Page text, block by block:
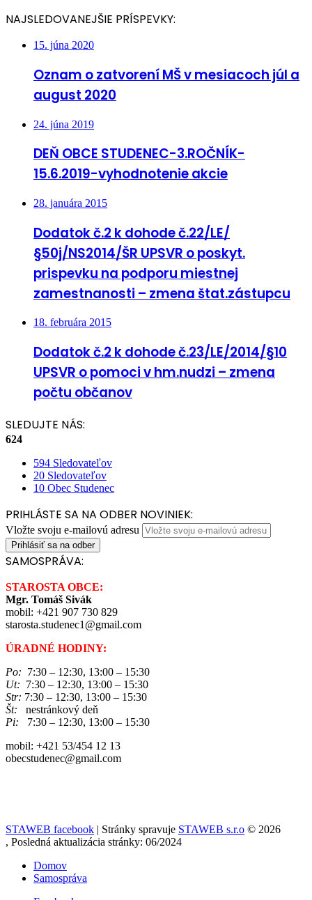
NAJSLEDOVANEJŠIE PRÍSPEVKY:
15. júna 2020
Oznam o zatvorení MŠ v mesiacoch júl a
august 2020
24. júna 2019
DEŇ OBCE STUDENEC-3.ROČNÍK-
15.6.2019-vyhodnotenie akcie
28. januára 2015
Dodatok č.2 k dohode č.22/LE/
§50j/NS2014/ŠR UPSVR o poskyt.
prispevku na podporu miestnej
zamestnanosti – zmena štat.zástupcu
18. februára 2015
Dodatok č.2 k dohode č.23/LE/2014/§10
UPSVR o pomoci v hm.nudzi – zmena
počtu občanov
SLEDUJTE NÁS:
624
594 Sledovateľov
20 Sledovateľov
10 Obec Studenec
PRIHLÁSTE SA NA ODBER NOVINIEK:
Vložte svoju e-mailovú adresu
SAMOSPRÁVA:
STAROSTA OBCE:
Mgr. Tomáš Sivák
mobil: +421 907 730 829
starosta.studenec1@gmail.com
ÚRADNÉ HODINY:
Po: 7:30 – 12:30, 13:00 – 15:30
Ut: 7:30 – 12:30, 13:00 – 15:30
Str: 7:30 – 12:30, 13:00 – 15:30
Št: nestránkový deň
Pi: 7:30 – 12:30, 13:00 – 15:30
mobil: +421 53/454 12 13
obecstudenec@gmail.com
STAWEB facebook | Stránky spravuje STAWEB s.r.o © 2026
, Posledná aktualizácia stránky: 06/2024
Domov
Samospráva